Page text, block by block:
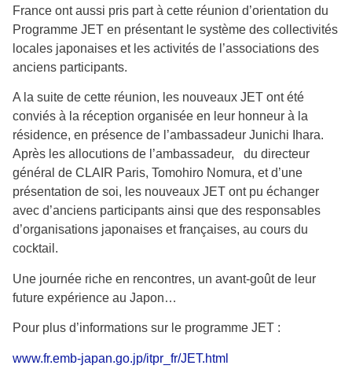
France ont aussi pris part à cette réunion d’orientation du
Programme JET en présentant le système des collectivités
locales japonaises et les activités de l’associations des
anciens participants.
A la suite de cette réunion, les nouveaux JET ont été
conviés à la réception organisée en leur honneur à la
résidence, en présence de l’ambassadeur Junichi Ihara.
Après les allocutions de l’ambassadeur, du directeur
général de CLAIR Paris, Tomohiro Nomura, et d’une
présentation de soi, les nouveaux JET ont pu échanger
avec d’anciens participants ainsi que des responsables
d’organisations japonaises et françaises, au cours du
cocktail.
Une journée riche en rencontres, un avant-goût de leur
future expérience au Japon…
Pour plus d’informations sur le programme JET :
www.fr.emb-japan.go.jp/itpr_fr/JET.html